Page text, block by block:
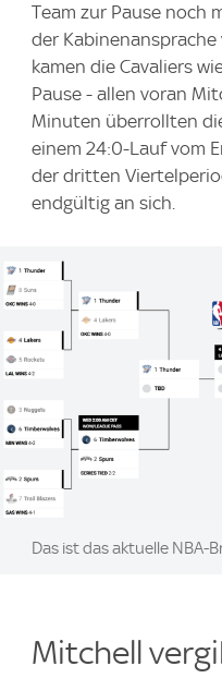
Team zur Pause noch
der
kamen die Cavaliers
Pause - allen voran
Minuten überrollten
einem 24:0-Lauf vom
der dritten
endgültig an sich.
Image:
Das ist das aktuelle NBA-
Mitchell